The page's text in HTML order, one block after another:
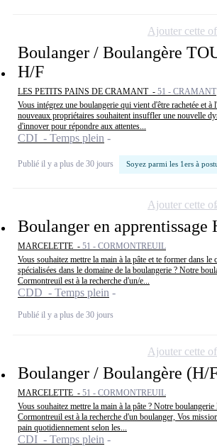
Boulanger / Boulangère
H/F
LES PETITS PAINS DE CRAMANT - 51 - CRAMANT
Vous intégrez une boulangerie qui vient d'être rachetée et à
nouveaux propriétaires souhaitent insuffler une nouvelle
d'innover pour répondre aux attentes...
CDI - Temps plein
Publié il y a plus de 30 jours Soyez parmi les 1ers à
Ajouter cette
Boulanger en apprentissage
MARCELETTE - 51 - CORMONTREUIL
Vous souhaitez mettre la main à la pâte et te former dans le
spécialisées dans le domaine de la boulangerie ? Notre
Cormontreuil est à la recherche d'un/e...
CDD - Temps plein
Publié il y a plus de 30 jours
Ajouter cette
Boulanger / Boulangère (H/
MARCELETTE - 51 - CORMONTREUIL
Vous souhaitez mettre la main à la pâte ? Notre
Cormontreuil est à la recherche d'un boulanger, Vos
pain quotidiennement selon les...
CDI - Temps plein
Ajouter cette